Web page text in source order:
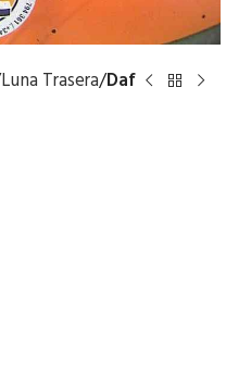
Luna Trasera Daf